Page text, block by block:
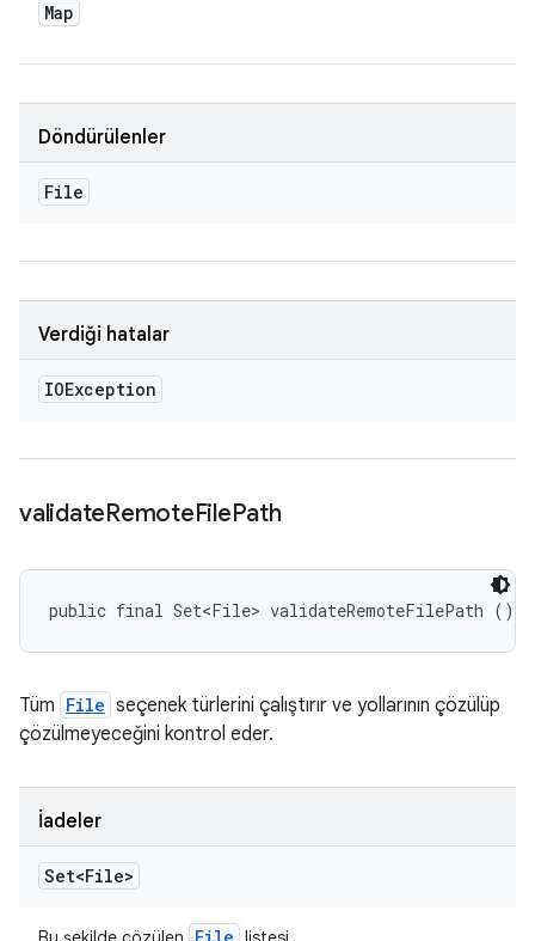
Map
Döndürülenler
File
Verdiği hatalar
IOException
validateRemoteFilePath
public final Set<File> validateRemoteFilePath ()
Tüm File seçenek türlerini çalıştırır ve yollarının çözülüp
çözülmeyeceğini kontrol eder.
İadeler
Set<File>